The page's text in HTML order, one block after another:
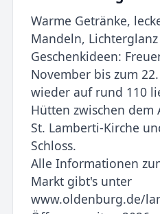
Warme Getränke,
Mandeln,
Geschenkideen:
November bis zum
wieder auf rund 110
Hütten zwischen dem
St. Lamberti-Kirche
Schloss.
Alle Informationen
Markt gibt's unter
www.oldenburg.de/